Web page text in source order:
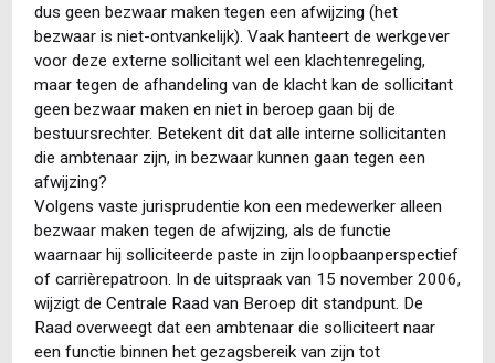
dus geen bezwaar maken tegen een afwijzing (het
bezwaar is niet-ontvankelijk). Vaak hanteert de werkgever
voor deze externe sollicitant wel een klachtenregeling,
maar tegen de afhandeling van de klacht kan de sollicitant
geen bezwaar maken en niet in beroep gaan bij de
bestuursrechter. Betekent dit dat alle interne sollicitanten
die ambtenaar zijn, in bezwaar kunnen gaan tegen een
afwijzing?
Volgens vaste jurisprudentie kon een medewerker alleen
bezwaar maken tegen de afwijzing, als de functie
waarnaar hij solliciteerde paste in zijn loopbaanperspectief
of carrièrepatroon. In de uitspraak van 15 november 2006,
wijzigt de Centrale Raad van Beroep dit standpunt. De
Raad overweegt dat een ambtenaar die solliciteert naar
een functie binnen het gezagsbereik van zijn tot